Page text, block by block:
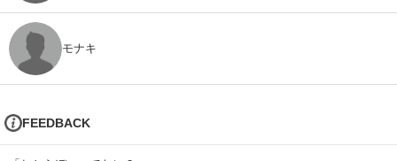
モナキ
FEEDBACK